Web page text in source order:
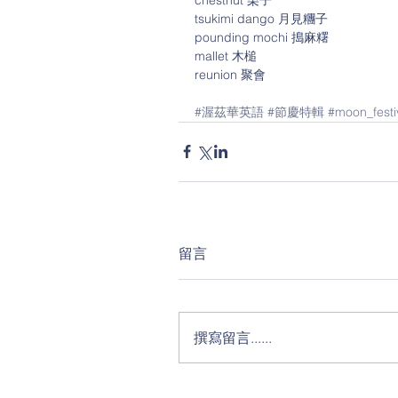
tsukimi dango 月見糰子
pounding mochi 搗麻糬
mallet 木槌
reunion 聚會
#渥茲華英語 #節慶特輯
留言
撰寫留言......